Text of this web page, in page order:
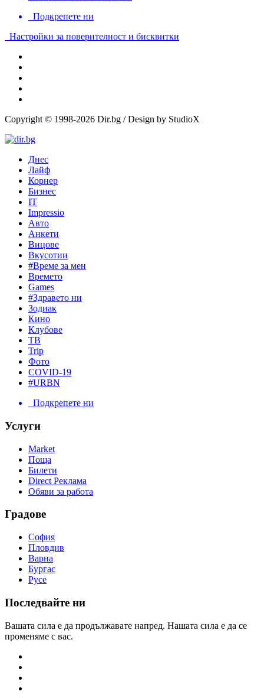
Подкрепете ни
Настройки за поверителност и бисквитки
Copyright © 1998-2026 Dir.bg / Design by StudioX
Днес
Лайф
Корнер
Бизнес
IT
Impressio
Авто
Анкети
Вицове
Вкусотии
#Време за мен
Времето
Games
#Здравето ни
Зодиак
Кино
Клубове
ТВ
Trip
Фото
COVID-19
#URBN
Подкрепете ни
Услуги
Market
Поща
Билети
Direct Реклама
Обяви за работа
Градове
София
Пловдив
Варна
Бургас
Русе
Последвайте ни
Вашата сила е да продължавате напред. Нашата сила е да се
променяме с вас.